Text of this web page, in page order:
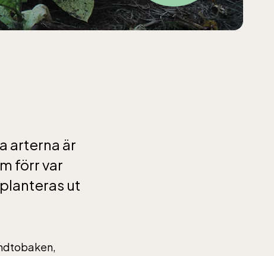
arterna är
förr var
ut